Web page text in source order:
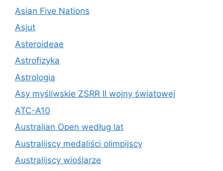
Asian Five Nations
Asjut
Asteroideae
Astrofizyka
Astrologia
Asy myśliwskie ZSRR II wojny światowej
ATC-A10
Australian Open według lat
Australijscy medaliści olimpijscy
Australijscy wioślarze